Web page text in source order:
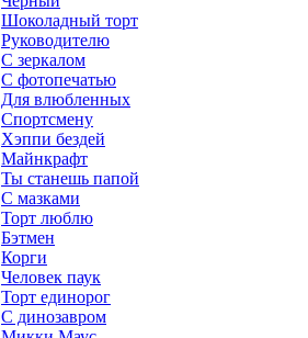
Шоколадный торт
Руководителю
С зеркалом
С фотопечатью
Для влюбленных
Спортсмену
Хэппи бездей
Майнкрафт
Ты станешь папой
С мазками
Торт люблю
Бэтмен
Корги
Человек паук
Торт единорог
С динозавром